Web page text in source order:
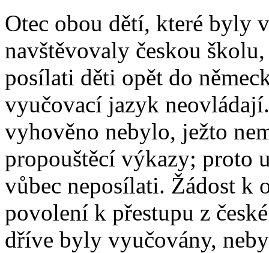
Otec obou dětí, které byly
navštěvovaly českou
posílati děti opět do
vyučovací jazyk
vyhověno nebylo, ježto
propouštěcí výkazy; proto
vůbec neposílati. Žádost k
povolení k přestupu z
dříve byly vyučovány,